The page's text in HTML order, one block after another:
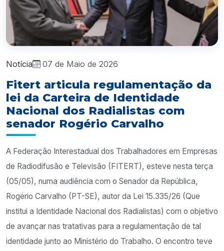
Notícia 07 de Maio de 2026
Fitert articula regulamentação da
lei da Carteira de Identidade
Nacional dos Radialistas com
senador Rogério Carvalho
A Federação Interestadual dos Trabalhadores em Empresas
de Radiodifusão e Televisão (FITERT), esteve nesta terça
(05/05), numa audiência com o Senador da República,
Rogério Carvalho (PT-SE), autor da Lei 15.335/26 (Que
institui a Identidade Nacional dos Radialistas) com o objetivo
de avançar nas tratativas para a regulamentação de tal
identidade junto ao Ministério do Trabalho. O encontro teve